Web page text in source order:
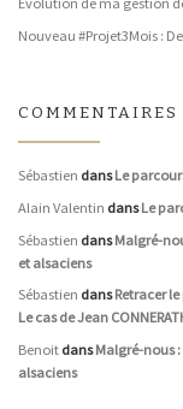
Nouveau #Projet3Mois :
COMMENTAIRES
Sébastien dansLe
Alain Valentin dansLe
Sébastien dansMalgré-
et alsaciens
Sébastien dansRetracer
Le cas de Jean
Benoit dansMalgré-nous
alsaciens